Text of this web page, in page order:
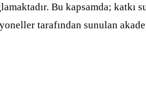
Bu kapsamda;
tarafından sunulan